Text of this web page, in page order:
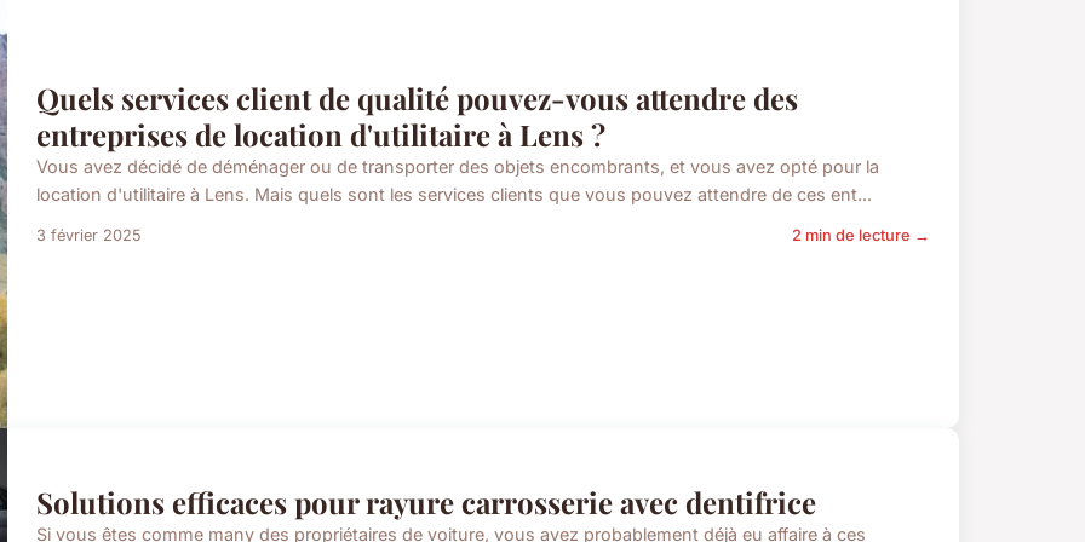
Quels services client de qualité pouvez-vous attendre des
entreprises de location d'utilitaire à Lens ?
Vous avez décidé de déménager ou de transporter des objets encombrants, et vous avez opté pour la
location d'utilitaire à Lens. Mais quels sont les services clients que vous pouvez attendre de ces ent...
3 février 2025 2 min de lecture →
Solutions efficaces pour rayure carrosserie avec dentifrice
Si vous êtes comme many des propriétaires de voiture, vous avez probablement déjà eu affaire à ces